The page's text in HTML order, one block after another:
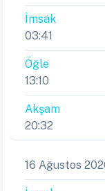
İmsak
03:41
Öğle
13:10
Akşam
20:32
16 Ağustos